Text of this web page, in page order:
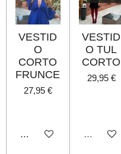
VESTID
O
CORTO
FRUNCE
27,95 €
Añadir al carrito
VESTID
O TUL
CORTO
29,95 €
Agotado